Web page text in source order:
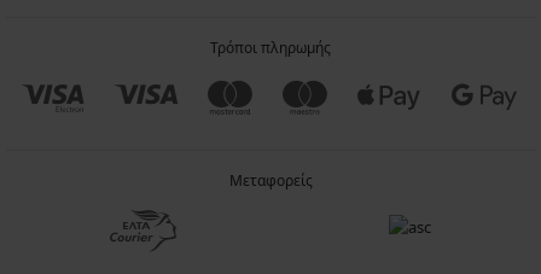
Τρόποι πληρωμής
Μεταφορείς